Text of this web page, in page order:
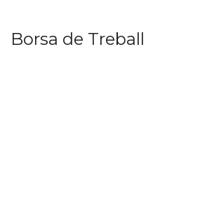
Borsa de Treball